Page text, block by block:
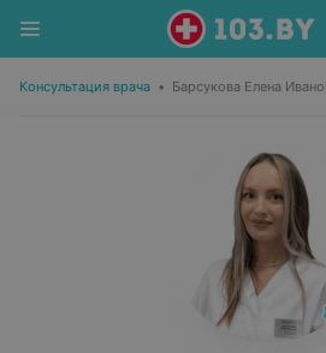
Консультация врача • Барсукова Елена